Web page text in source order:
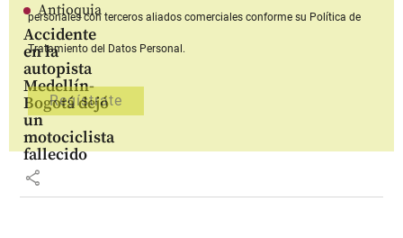
Antioquia
Accidente
en la
autopista
Medellín-
Bogotá dejó
un
motociclista
fallecido
share
personales con terceros aliados comerciales conforme su Política de
Tratamiento del Datos Personal.